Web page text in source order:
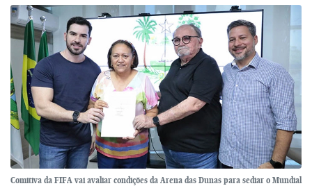
Comitiva da FIFA vai avaliar condições da Arena das Dunas para sediar o Mundial